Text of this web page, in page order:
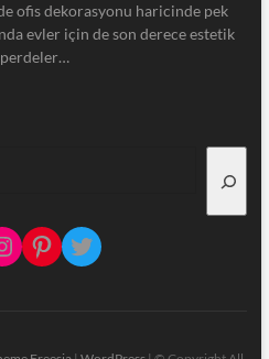
ofis dekorasyonu haricinde pek
evler için de son derece estetik
perdeler…
Pinterest
Twitter